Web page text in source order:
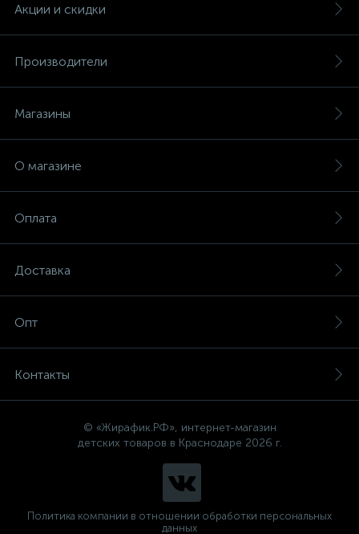
Акции и скидки
Производители
Магазины
О магазине
Оплата
Доставка
Опт
Контакты
© «Жирафик.РФ», интернет-магазин
детских товаров в Краснодаре 2026 г.
Политика компании в отношении обработки персональных
данных